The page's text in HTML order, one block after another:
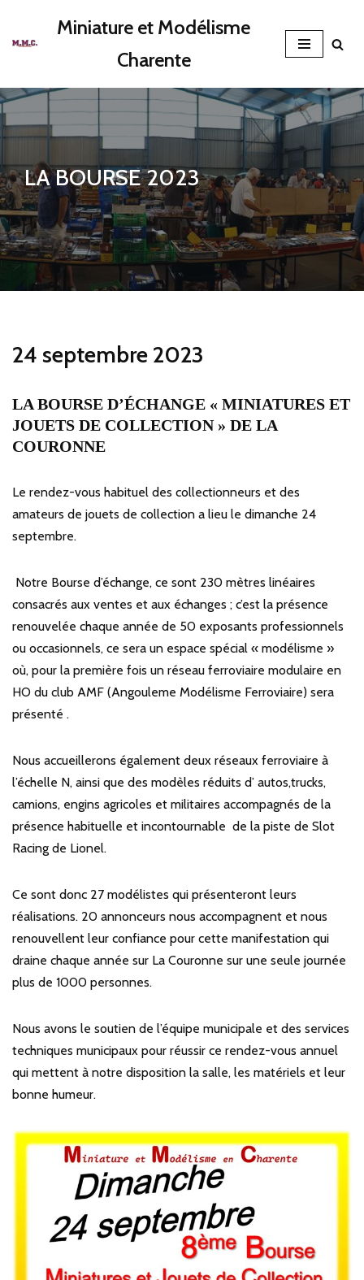
Aller
contenu
Miniature et Modélisme
Charente
LA BOURSE 2023
24 septembre 2023
LA BOURSE D’ÉCHANGE « MINIATURES ET
JOUETS DE COLLECTION » DE LA
COURONNE
Le rendez-vous habituel des collectionneurs et des
amateurs de jouets de collection a lieu le dimanche 24
septembre.
Notre Bourse d’échange, ce sont 230 mètres linéaires
consacrés aux ventes et aux échanges ; c’est la présence
renouvelée chaque année de 50 exposants professionnels
ou occasionnels, ce sera un espace spécial « modélisme »
où, pour la première fois un réseau ferroviaire modulaire en
HO du club AMF (Angouleme Modélisme Ferroviaire) sera
présenté .
Nous accueillerons également deux réseaux ferroviaire à
l’échelle N, ainsi que des modèles réduits d’ autos,trucks,
camions, engins agricoles et militaires accompagnés de la
présence habituelle et incontournable de la piste de Slot
Racing de Lionel.
Ce sont donc 27 modélistes qui présenteront leurs
réalisations. 20 annonceurs nous accompagnent et nous
renouvellent leur confiance pour cette manifestation qui
draine chaque année sur La Couronne sur une seule journée
plus de 1000 personnes.
Nous avons le soutien de l’équipe municipale et des services
techniques municipaux pour réussir ce rendez-vous annuel
qui mettent à notre disposition la salle, les matériels et leur
bonne humeur.